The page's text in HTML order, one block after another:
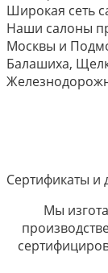
Широкая сеть
Наши салоны
Москвы и
Балашиха,
Сертификаты и
Мы